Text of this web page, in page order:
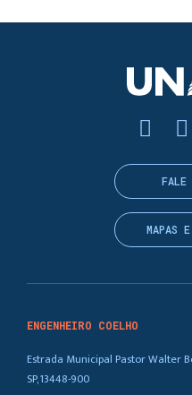
ENGENHEIRO COELHO
Estrada Municipal Pastor Walter
SP, 13448-900
FALE
MAPAS